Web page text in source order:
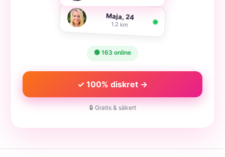
Maja, 24
1.2 km
🟢 163 online
✓ 100% diskret →
🔒 Gratis & säkert